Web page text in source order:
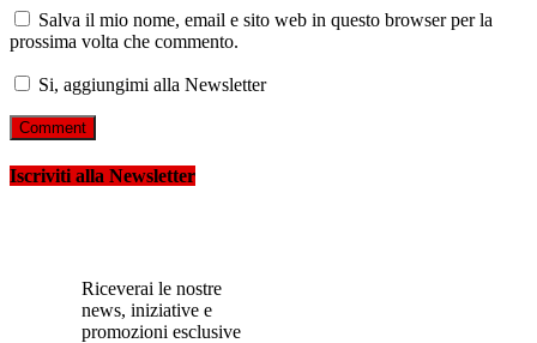
Salva il mio nome, email e sito web in questo browser per la
prossima volta che commento.
Si, aggiungimi alla Newsletter
Iscriviti alla Newsletter
Riceverai le nostre
news, iniziative e
promozioni esclusive